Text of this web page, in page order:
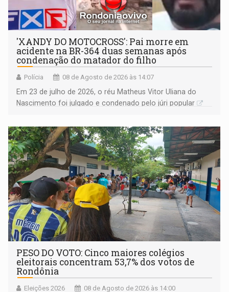
'XANDY DO MOTOCROSS': Pai morre em
acidente na BR-364 duas semanas após
condenação do matador do filho
Polícia 08 de Agosto de 2026 às 14:07
Em 23 de julho de 2026, o réu Matheus Vitor Uliana do
Nascimento foi julgado e condenado pelo júri popular
PESO DO VOTO: Cinco maiores colégios
eleitorais concentram 53,7% dos votos de
Rondônia
Eleições 2026 08 de Agosto de 2026 às 14:00